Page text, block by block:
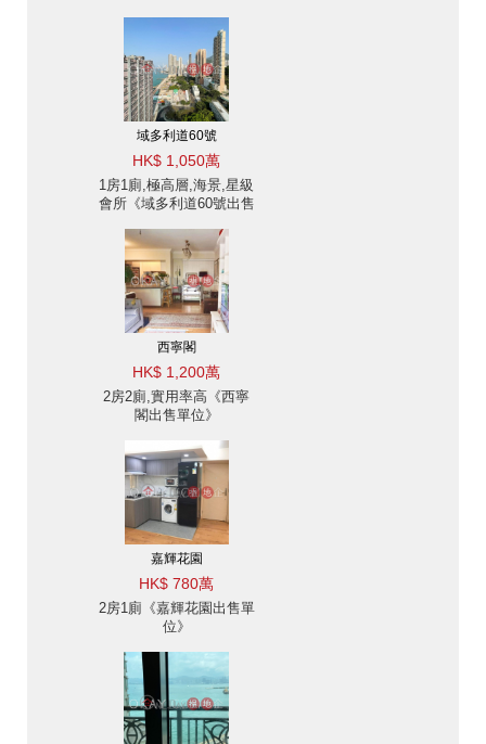
域多利道60號
HK$ 1,050萬
1房1廁,極高層,海景,星級
會所《域多利道60號出售
西寧閣
HK$ 1,200萬
2房2廁,實用率高《西寧
閣出售單位》
嘉輝花園
HK$ 780萬
2房1廁《嘉輝花園出售單
位》